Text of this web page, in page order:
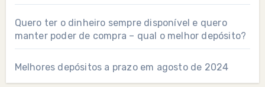
Quero ter o dinheiro sempre disponível e quero
manter poder de compra – qual o melhor depósito?
Melhores depósitos a prazo em agosto de 2024